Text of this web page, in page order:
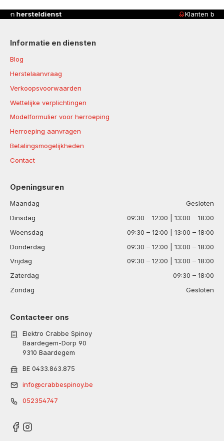
Informatie en diensten
Blog
Herstelaanvraag
Verkoopsvoorwaarden
Wettelijke verplichtingen
Modelformulier voor herroeping
Herroeping aanvragen
Betalingsmogelijkheden
Contact
Openingsuren
Maandag
Gesloten
Dinsdag
09:30 – 12:00 | 13:00 – 18:00
Woensdag
09:30 – 12:00 | 13:00 – 18:00
Donderdag
09:30 – 12:00 | 13:00 – 18:00
Vrijdag
09:30 – 12:00 | 13:00 – 18:00
Zaterdag
09:30 – 18:00
Zondag
Gesloten
Contacteer ons
Elektro Crabbe Spinoy
Baardegem-Dorp 90
9310 Baardegem
BE 0433.863.875
info@crabbespinoy.be
052354747